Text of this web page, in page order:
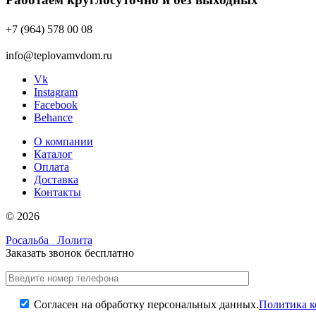
+7 (964) 578 00 08
info@teplovamvdom.ru
Vk
Instagram
Facebook
Behance
О компании
Каталог
Оплата
Доставка
Контакты
© 2026
Росальба
Лолита
Заказать звонок бесплатно
Согласен на обработку персональных данных.Политика